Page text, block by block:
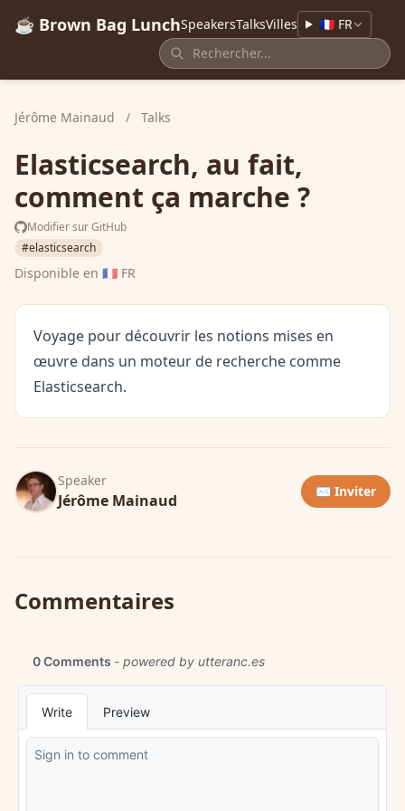
☕ Brown Bag LunchSpeakersTalksVilles 🇫🇷 FR
Jérôme Mainaud / Talks
Elasticsearch, au fait,
comment ça marche ?
Modifier sur GitHub
#elasticsearch
Disponible en 🇫🇷 FR
Voyage pour découvrir les notions mises en
œuvre dans un moteur de recherche comme
Elasticsearch.
Speaker
Jérôme Mainaud ✉️ Inviter
Commentaires